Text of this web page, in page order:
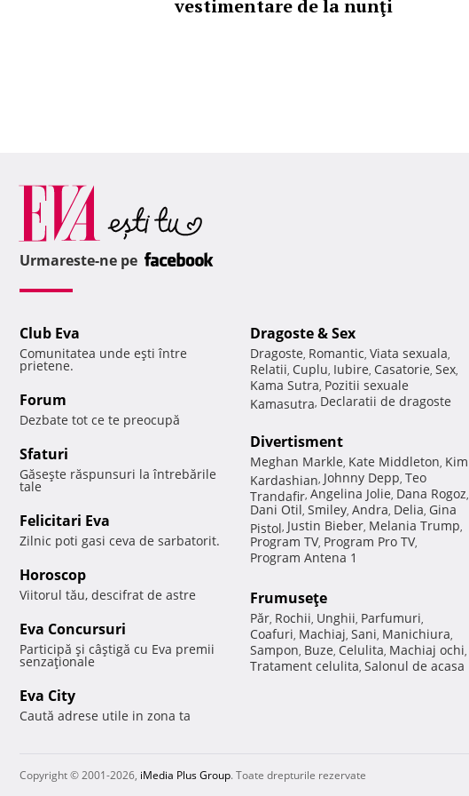
vestimentare de la nunţi
Urmareste-ne pe
Club Eva
Comunitatea unde eşti între
prietene.
Forum
Dezbate tot ce te preocupă
Sfaturi
Găseşte răspunsuri la întrebările
tale
Felicitari Eva
Zilnic poti gasi ceva de sarbatorit.
Horoscop
Viitorul tău, descifrat de astre
Eva Concursuri
Participă şi câştigă cu Eva premii
senzaţionale
Eva City
Caută adrese utile in zona ta
Dragoste & Sex
Dragoste, Romantic, Viata sexuala,
Relatii, Cuplu, Iubire, Casatorie, Sex,
Kama Sutra, Pozitii sexuale
Kamasutra, Declaratii de dragoste
Divertisment
Meghan Markle, Kate Middleton, Kim
Kardashian, Johnny Depp, Teo
Trandafir, Angelina Jolie, Dana Rogoz,
Dani Otil, Smiley, Andra, Delia, Gina
Pistol, Justin Bieber, Melania Trump,
Program TV, Program Pro TV,
Program Antena 1
Frumuseţe
Păr, Rochii, Unghii, Parfumuri,
Coafuri, Machiaj, Sani, Manichiura,
Sampon, Buze, Celulita, Machiaj ochi,
Tratament celulita, Salonul de acasa
Copyright © 2001-2026, iMedia Plus Group. Toate drepturile rezervate